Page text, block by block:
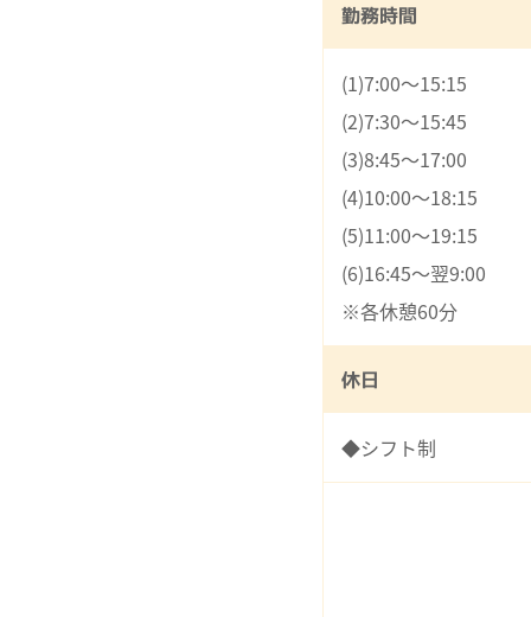
勤務時間
(1)7:00～15:15
(2)7:30～15:45
(3)8:45～17:00
(4)10:00～18:15
(5)11:00～19:15
(6)16:45～翌9:00
※各休憩60分
休日
◆シフト制